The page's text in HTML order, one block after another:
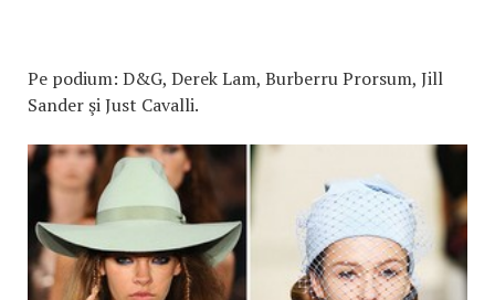
Pe podium: D&G, Derek Lam, Burberru Prorsum, Jill
Sander şi Just Cavalli.